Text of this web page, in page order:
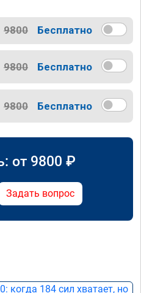
9800 Бесплатно
9800 Бесплатно
9800 Бесплатно
от 9800 ₽
Задать вопрос